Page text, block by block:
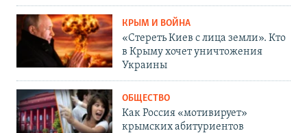
КРЫМ И ВОЙНА
«Стереть Киев с лица земли». Кто
в Крыму хочет уничтожения
Украины
ОБЩЕСТВО
Как Россия «мотивирует»
крымских абитуриентов